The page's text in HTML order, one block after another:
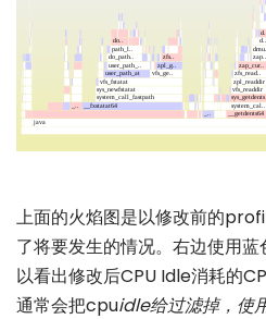
上面的火焰图是以修改前的
了将要发生的情况。右边使用
以看出修改后CPU Idle消耗的
通常会把cpuidle给过滤掉，使